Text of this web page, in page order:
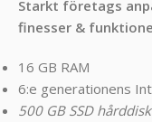
Starkt företags
finesser &
16 GB RAM
6:e generationens
500 GB SSD hårddisk